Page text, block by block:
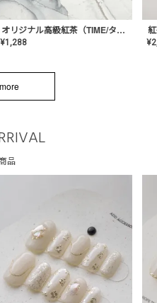
オリジナル高級紅茶（TIME/タイム）【ギフト/プチギフト/プレゼント/内祝い/結婚式/オリジナル配合/高品質/ハーブティー/茶葉/記念日/お返し/手土産/美容/おしゃれ】
¥1,288 ¥
品